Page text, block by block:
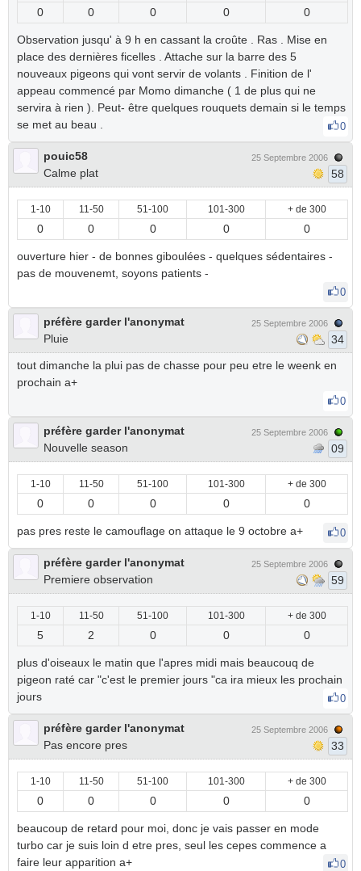
0 0 0 0 0
Observation jusqu' à 9 h en cassant la croûte . Ras . Mise en
place des dernières ficelles . Attache sur la barre des 5
nouveaux pigeons qui vont servir de volants . Finition de l'
appeau commencé par Momo dimanche ( 1 de plus qui ne
servira à rien ). Peut- être quelques rouquets demain si le temps
se met au beau .
0
pouic58
Calme plat
25 Septembre 2006
58
1-10 11-50 51-100 101-300 + de 300
0 0 0 0 0
ouverture hier - de bonnes giboulées - quelques sédentaires -
pas de mouvenemt, soyons patients -
0
préfère garder l'anonymat
Pluie
25 Septembre 2006
34
tout dimanche la plui pas de chasse pour peu etre le weenk en
prochain a+
0
préfère garder l'anonymat
Nouvelle season
25 Septembre 2006
09
1-10 11-50 51-100 101-300 + de 300
0 0 0 0 0
pas pres reste le camouflage on attaque le 9 octobre a+ 0
préfère garder l'anonymat
Premiere observation
25 Septembre 2006
59
1-10 11-50 51-100 101-300 + de 300
5 2 0 0 0
plus d'oiseaux le matin que l'apres midi mais beaucouq de
pigeon raté car "c'est le premier jours "ca ira mieux les prochain
jours
0
préfère garder l'anonymat
Pas encore pres
25 Septembre 2006
33
1-10 11-50 51-100 101-300 + de 300
0 0 0 0 0
beaucoup de retard pour moi, donc je vais passer en mode
turbo car je suis loin d etre pres, seul les cepes commence a
faire leur apparition a+
0